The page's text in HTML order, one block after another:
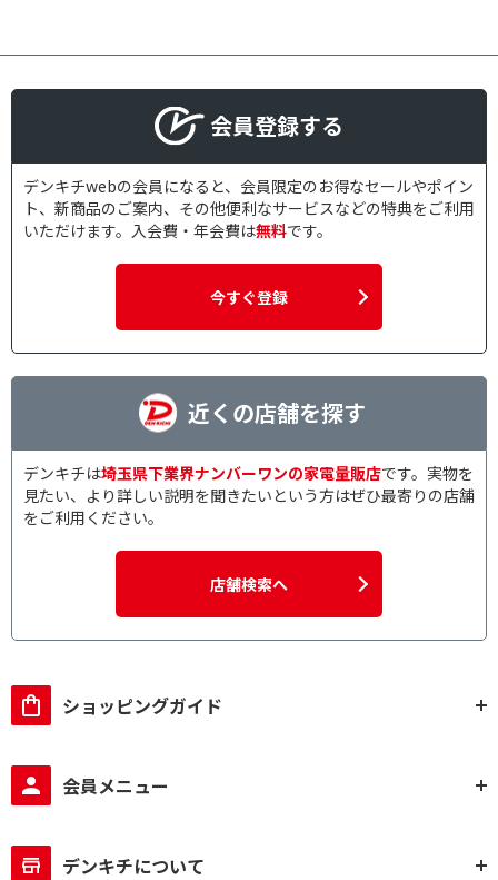
会員登録する
デンキチwebの会員になると、会員限定のお得なセールやポイン
ト、新商品のご案内、その他便利なサービスなどの特典をご利用
いただけます。入会費・年会費は無料です。
今すぐ登録
近くの店舗を探す
デンキチは埼玉県下業界ナンバーワンの家電量販店です。実物を
見たい、より詳しい説明を聞きたいという方はぜひ最寄りの店舗
をご利用ください。
店舗検索へ
ショッピングガイド
会員メニュー
デンキチについて